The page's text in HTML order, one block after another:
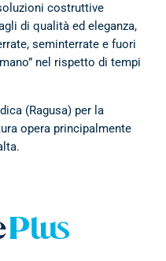
costruttive
di qualità ed eleganza,
seminterrate e fuori
nel rispetto di tempi
(Ragusa) per la
opera principalmente